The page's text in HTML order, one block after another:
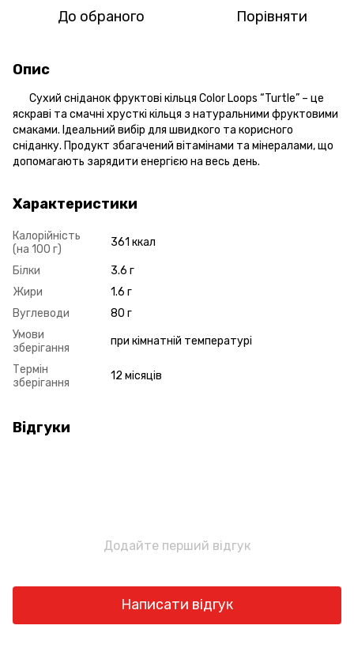
До обраного Порівняти
Опис
Сухий сніданок фруктові кільця Color Loops “Turtle” – це
яскраві та смачні хрусткі кільця з натуральними фруктовими
смаками. Ідеальний вибір для швидкого та корисного
сніданку. Продукт збагачений вітамінами та мінералами, що
допомагають зарядити енергією на весь день.
Характеристики
Калорійність
(на 100 г)
361 ккал
Білки
3.6 г
Жири
1.6 г
Вуглеводи
80 г
Умови
зберігання
при кімнатній температурі
Термін
зберігання
12 місяців
Відгуки
Додайте перший відгук
Написати відгук